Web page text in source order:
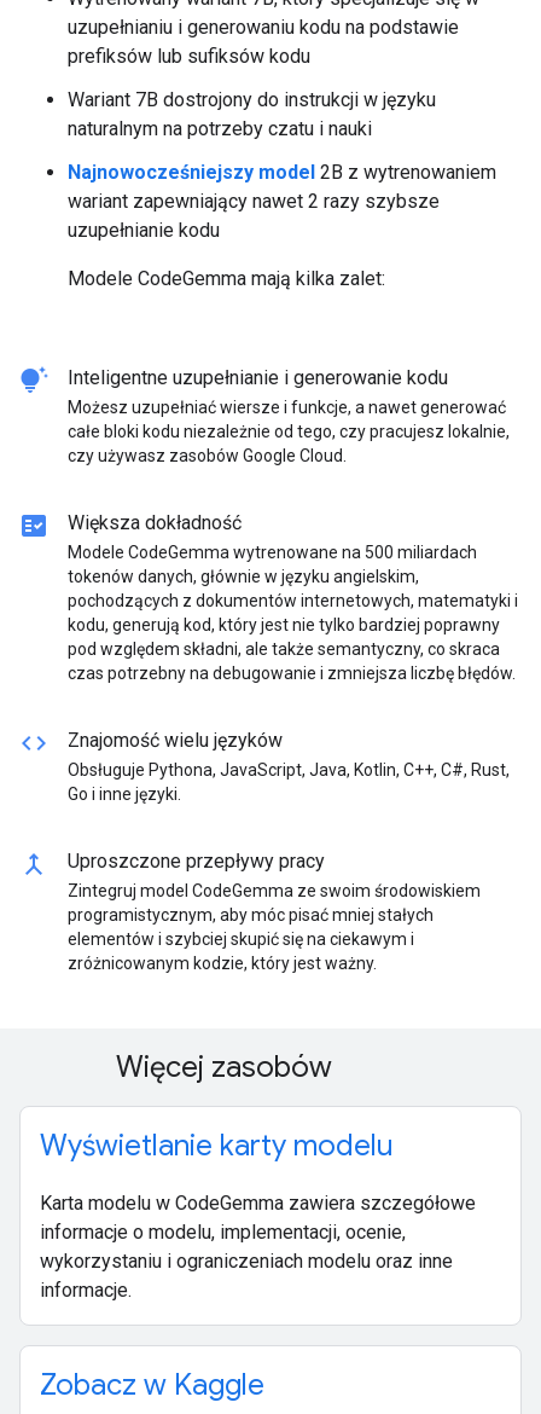
uzupełnianiu i generowaniu kodu na podstawie
prefiksów lub sufiksów kodu
Wariant 7B dostrojony do instrukcji w języku
naturalnym na potrzeby czatu i nauki
Najnowocześniejszy model 2B z wytrenowaniem
wariant zapewniający nawet 2 razy szybsze
uzupełnianie kodu
Modele CodeGemma mają kilka zalet:
tips_and_updates Inteligentne uzupełnianie i generowanie kodu
Możesz uzupełniać wiersze i funkcje, a nawet generować
całe bloki kodu niezależnie od tego, czy pracujesz lokalnie,
czy używasz zasobów Google Cloud.
fact_check Większa dokładność
Modele CodeGemma wytrenowane na 500 miliardach
tokenów danych, głównie w języku angielskim,
pochodzących z dokumentów internetowych, matematyki i
kodu, generują kod, który jest nie tylko bardziej poprawny
pod względem składni, ale także semantyczny, co skraca
czas potrzebny na debugowanie i zmniejsza liczbę błędów.
code Znajomość wielu języków
Obsługuje Pythona, JavaScript, Java, Kotlin, C++, C#, Rust,
Go i inne języki.
merge Uproszczone przepływy pracy
Zintegruj model CodeGemma ze swoim środowiskiem
programistycznym, aby móc pisać mniej stałych
elementów i szybciej skupić się na ciekawym i
zróżnicowanym kodzie, który jest ważny.
Więcej zasobów
Wyświetlanie karty modelu
Karta modelu w CodeGemma zawiera szczegółowe
informacje o modelu, implementacji, ocenie,
wykorzystaniu i ograniczeniach modelu oraz inne
informacje.
Zobacz w Kaggle